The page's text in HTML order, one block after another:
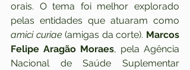
orais. O tema foi melhor explorado
amici curiae (amigas da corte). Marcos
Felipe Aragão Moraes, pela Agência
Nacional de Saúde Suplementar